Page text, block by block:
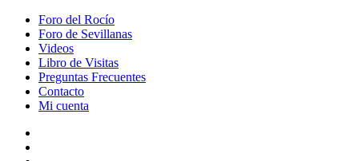
Foro del Rocío
Foro de Sevillanas
Videos
Libro de Visitas
Preguntas Frecuentes
Contacto
Mi cuenta